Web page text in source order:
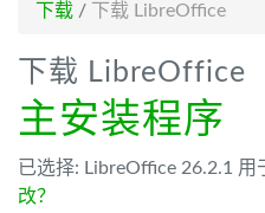
下载 / 下载 LibreOffice
下载 LibreOffice
主安装程序
已选择: LibreOffice 26.2.1 用
改？